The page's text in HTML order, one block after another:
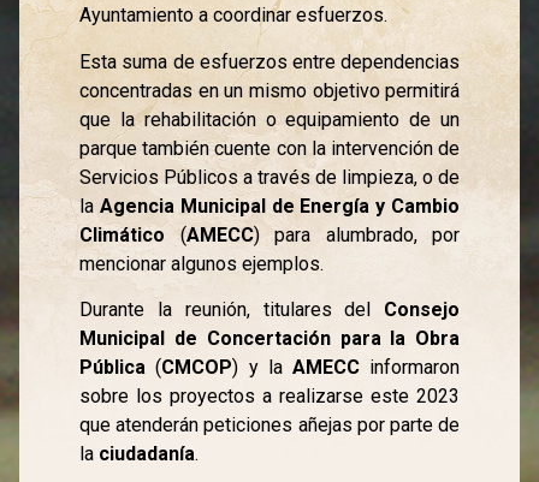
Ayuntamiento a coordinar esfuerzos.
Esta suma de esfuerzos entre dependencias
concentradas en un mismo objetivo permitirá
que la rehabilitación o equipamiento de un
parque también cuente con la intervención de
Servicios Públicos a través de limpieza, o de
la Agencia Municipal de Energía y Cambio
Climático (AMECC) para alumbrado, por
mencionar algunos ejemplos.
Durante la reunión, titulares del Consejo
Municipal de Concertación para la Obra
Pública (CMCOP) y la AMECC informaron
sobre los proyectos a realizarse este 2023
que atenderán peticiones añejas por parte de
la ciudadanía.